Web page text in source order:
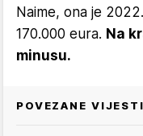
Naime, ona je
170.000 eura. Na
minusu.
POVEZANE VIJESTI